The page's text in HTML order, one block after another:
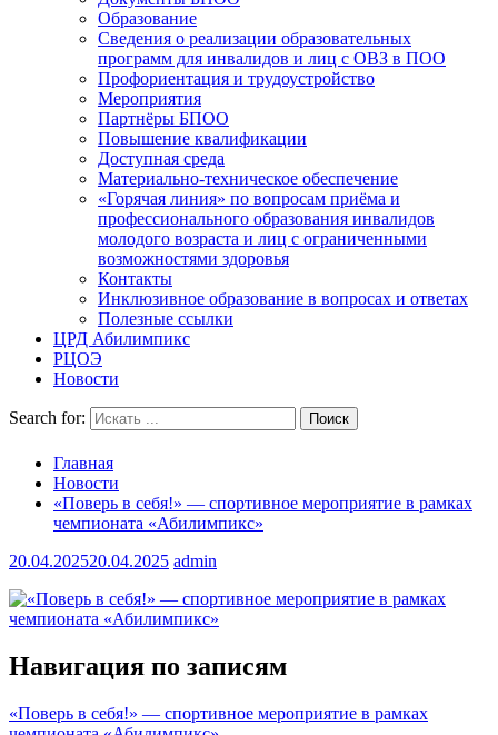
Образование
Сведения о реализации образовательных
программ для инвалидов и лиц с ОВЗ в ПОО
Профориентация и трудоустройство
Мероприятия
Партнёры БПОО
Повышение квалификации
Доступная среда
Материально-техническое обеспечение
«Горячая линия» по вопросам приёма и
профессионального образования инвалидов
молодого возраста и лиц с ограниченными
возможностями здоровья
Контакты
Инклюзивное образование в вопросах и ответах
Полезные ссылки
ЦРД Абилимпикс
РЦОЭ
Новости
Search for:
Главная
Новости
«Поверь в себя!» — спортивное мероприятие в рамках
чемпионата «Абилимпикс»
20.04.202520.04.2025 admin
Навигация по записям
«Поверь в себя!» — спортивное мероприятие в рамках